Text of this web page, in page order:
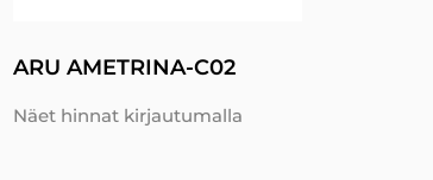
ARU AMETRINA-C02
Näet hinnat kirjautumalla